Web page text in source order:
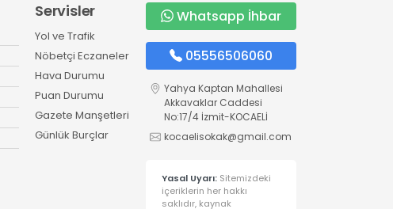
Servisler
Yol ve Trafik
Nöbetçi Eczaneler
Hava Durumu
Puan Durumu
Gazete Manşetleri
Günlük Burçlar
Whatsapp İhbar
05556506060
Yahya Kaptan Mahallesi
Akkavaklar Caddesi
No:17/4 İzmit-KOCAELİ
kocaelisokak@gmail.com
Yasal Uyarı: Sitemizdeki
içeriklerin her hakkı
saklıdır, kaynak